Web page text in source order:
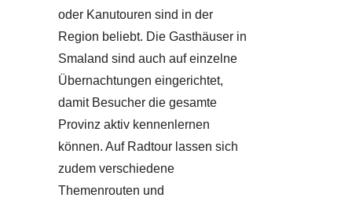
oder Kanutouren sind in der
Region beliebt. Die Gasthäuser in
Smaland sind auch auf einzelne
Übernachtungen eingerichtet,
damit Besucher die gesamte
Provinz aktiv kennenlernen
können. Auf Radtour lassen sich
zudem verschiedene
Themenrouten und